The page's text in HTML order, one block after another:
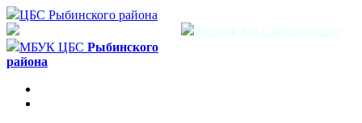
ЦБС Рыбинского района
Версия для слабовидящих
МБУК ЦБС Рыбинского
района